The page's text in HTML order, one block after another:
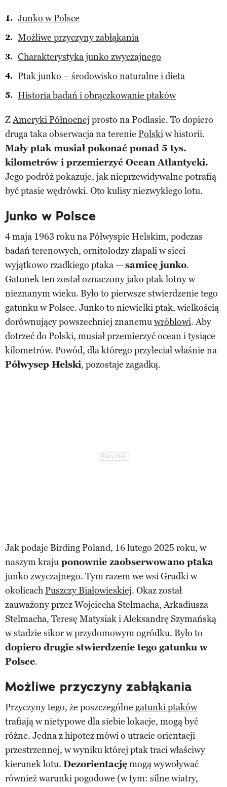
Junko w Polsce
Możliwe przyczyny zabłąkania
Charakterystyka junko zwyczajnego
Ptak junko – środowisko naturalne i dieta
Historia badań i obrączkowanie ptaków
ZAmeryki Północnej prosto na Podlasie. To dopiero
druga taka obserwacja na terenie Polskiw historii.
Mały ptak musiał pokonać ponad 5 tys.
kilometrów i przemierzyć Ocean Atlantycki.
Jego podróż pokazuje, jak nieprzewidywalne potrafią
być ptasie wędrówki. Oto kulisy niezwykłego lotu.
Junko w Polsce
4 maja 1963 roku na Półwyspie Helskim, podczas
badań terenowych, ornitolodzy złapali w sieci
wyjątkowo rzadkiego ptaka —samicę junko.
Gatunek ten został oznaczony jako ptak lotny w
nieznanym wieku. Było to pierwsze stwierdzenie tego
gatunku w Polsce. Junko to niewielki ptak, wielkością
dorównujący powszechniej znanemuwróblowi. Aby
dotrzeć do Polski, musiał przemierzyć ocean i tysiące
kilometrów. Powód, dla którego przyleciał właśnie na
Półwysep Helski, pozostaje zagadką.
Jak podaje Birding Poland, 16 lutego 2025 roku, w
naszym kraju ponownie zaobserwowano ptaka
junko zwyczajnego. Tym razem we wsi Grudki w
okolicachPuszczy Białowieskiej. Okaz został
zauważony przez Wojciecha Stelmacha, Arkadiusza
Stelmacha, Teresę Matysiak i Aleksandrę Szymańską
w stadzie sikor w przydomowym ogródku. Było to
dopiero drugie stwierdzenie tego gatunku w
Polsce.
Możliwe przyczyny zabłąkania
Przyczyny tego, że poszczególne gatunki ptaków
trafiają w nietypowe dla siebie lokacje, mogą być
różne. Jedna z hipotez mówi o utracie orientacji
przestrzennej, w wyniku której ptak traci właściwy
kierunek lotu. Dezorientacjęmogą wywoływać
również warunki pogodowe (w tym: silne wiatry,